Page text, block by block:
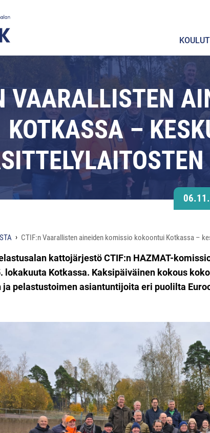
VAARALLISTEN
KOTKASSA –
CTIF:n Vaarallisten aineiden komissio kokoontui Kotkassa –
kattojärjestö CTIF:n HAZMAT-
lokakuuta Kotkassa. Kaksipäiväinen kokous
pelastustoimen asiantuntijoita eri puolilta